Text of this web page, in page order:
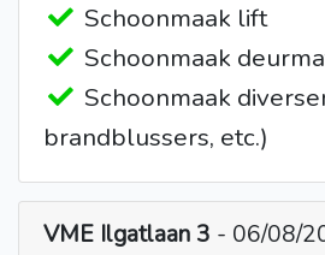
Schoonmaak lift
Schoonmaak
Schoonmaak
brandblussers, etc.)
VME Ilgatlaan 3 - 06/08/